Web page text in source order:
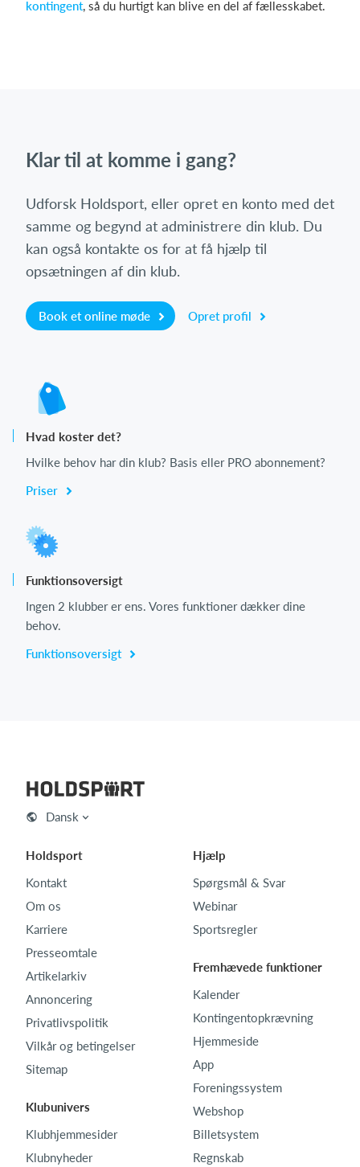
kontingent, så du hurtigt kan blive en del af fællesskabet.
Klar til at komme i gang?
Udforsk Holdsport, eller opret en konto med det
samme og begynd at administrere din klub. Du
kan også kontakte os for at få hjælp til
opsætningen af din klub.
Book et online møde Opret profil
Hvad koster det?
Hvilke behov har din klub? Basis eller PRO abonnement?
Priser
Funktionsoversigt
Ingen 2 klubber er ens. Vores funktioner dækker dine
behov.
Funktionsoversigt
Dansk
Holdsport
Kontakt
Om os
Karriere
Presseomtale
Artikelarkiv
Annoncering
Privatlivspolitik
Vilkår og betingelser
Sitemap
Klubunivers
Klubhjemmesider
Klubnyheder
Hjælp
Spørgsmål & Svar
Webinar
Sportsregler
Fremhævede funktioner
Kalender
Kontingentopkrævning
Hjemmeside
App
Foreningssystem
Webshop
Billetsystem
Regnskab